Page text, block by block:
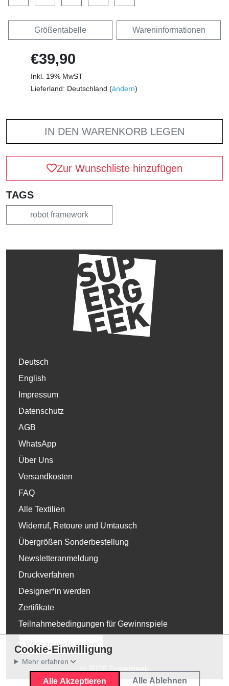
Größentabelle Wareninformationen
€39,90
Inkl. 19% MwST
Lieferland: Deutschland (ändern)
IN DEN WARENKORB LEGEN
Zur Wunschliste hinzufügen
TAGS
robot framework
Deutsch
English
Impressum
Datenschutz
AGB
WhatsApp
Über Uns
Versandkosten
FAQ
Alle Textilien
Widerruf, Retoure und Umtausch
Übergrößen Sonderbestellung
Newsletteranmeldung
Druckverfahren
Designer*in werden
Zertifikate
Teilnahmebedingungen für Gewinnspiele
Vertrag widerrufen
Cookie-Einwilligung
Mehr erfahren
Alle Akzeptieren Alle Ablehnen